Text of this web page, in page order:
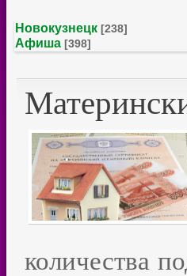
Новокузнецк [238]
Афиша [398]
количества